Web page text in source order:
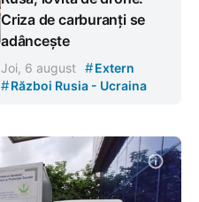
Criza de carburanți se
adâncește
Joi, 6 august #Extern
#Război Rusia - Ucraina